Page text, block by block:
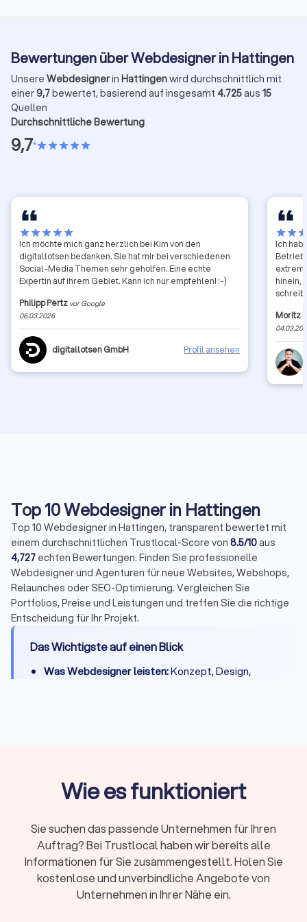
Bewertungen über Webdesigner in Hattingen
Unsere Webdesignerin Hattingenwird durchschnittlich mit
einer9,7bewertet, basierend auf insgesamt 4.725aus 15
Quellen
Durchschnittliche Bewertung
9,7•starstarstarstarstar
starstarstarstarstar
Ich möchte mich ganz herzlich bei Kim von den
digitallotsen bedanken. Sie hat mir bei verschiedenen
Social-Media Themen sehr geholfen. Eine echte
Expertin auf ihrem Gebiet. Kann ich nur empfehlen! :-)
Philipp Pertz vor Google
06.03.2026
digitallotsen GmbH Profil ansehen
starstar
Ich
Betrieb
extrem
hinein,
täglich
Moritz
Top 10 Webdesigner in Hattingen
Top 10 Webdesigner in Hattingen, transparent bewertet mit
einem durchschnittlichen Trustlocal-Score von 8.5/10aus
4,727 echten Bewertungen. Finden Sie professionelle
Webdesigner und Agenturen für neue Websites, Webshops,
Relaunches oder SEO-Optimierung. Vergleichen Sie
Portfolios, Preise und Leistungen und treffen Sie die richtige
Entscheidung für Ihr Projekt.
Das Wichtigste auf einen Blick
Was Webdesigner leisten:Konzept, Design,
Projektdauer:
Kleine Websites 2-3 Wochen,
komplexe Projekte 4-8 Wochen
Projekte und direkten Kontakt, Agentur für
umfangreiche Shops und Teams
Beliebte Systeme:WordPress und Webflow für
Websites, Shopify und Shopware für Online-
Wie es funktioniert
Sie suchen das passende Unternehmen für Ihren
Auftrag? Bei Trustlocal haben wir bereits alle
Informationen für Sie zusammengestellt. Holen Sie
kostenlose und unverbindliche Angebote von
Unternehmen in Ihrer Nähe ein.